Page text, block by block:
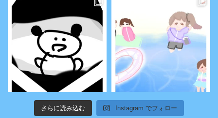
さらに読み込む Instagram でフォロー